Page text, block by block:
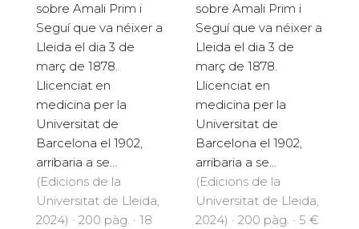
sobre Amali Prim i
Seguí que va néixer a
Lleida el dia 3 de
març de 1878.
Llicenciat en
medicina per la
Universitat de
Barcelona el 1902,
arribaria a se...
(Edicions de la
Universitat de Lleida,
2024) · 200 pàg. · 18
sobre Amali Prim i
Seguí que va néixer a
Lleida el dia 3 de
març de 1878.
Llicenciat en
medicina per la
Universitat de
Barcelona el 1902,
arribaria a se...
(Edicions de la
Universitat de Lleida,
2024) · 200 pàg. · 5 €